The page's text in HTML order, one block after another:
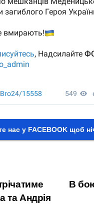
нас у FACEBOOK щоб
В
та Андрія